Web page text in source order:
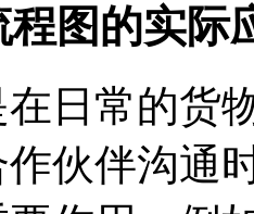
程图的实际
在日常的货
作伙伴沟通